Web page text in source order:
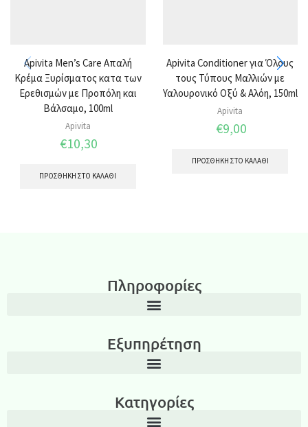
Apivita Men’s Care Απαλή
Κρέμα Ξυρίσματος κατα των
Ερεθισμών με Προπόλη και
Βάλσαμο, 100ml
Apivita
€10,30
ΠΡΟΣΘΉΚΗ ΣΤΟ ΚΑΛΆΘΙ
Apivita Conditioner για Όλους
τους Τύπους Μαλλιών με
Υαλουρονικό Οξύ & Αλόη, 150ml
Apivita
€9,00
ΠΡΟΣΘΉΚΗ ΣΤΟ ΚΑΛΆΘΙ
Πληροφορίες
Εξυπηρέτηση
Κατηγορίες